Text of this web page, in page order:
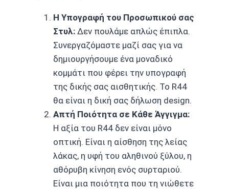
Η Υπογραφή του Προσωπικού σας
Στυλ: Δεν πουλάμε απλώς έπιπλα.
Συνεργαζόμαστε μαζί σας για να
δημιουργήσουμε ένα μοναδικό
κομμάτι που φέρει την υπογραφή
της δικής σας αισθητικής. Το R44
θα είναι η δική σας δήλωση design.
Απτή Ποιότητα σε Κάθε Άγγιγμα:
Η αξία του R44 δεν είναι μόνο
οπτική. Είναι η αίσθηση της λείας
λάκας, η υφή του αληθινού ξύλου, η
αθόρυβη κίνηση ενός συρταριού.
Είναι μια ποιότητα που τη νιώθετε